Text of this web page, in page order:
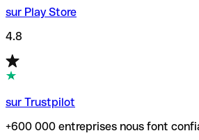
sur Play Store
4.8
sur Trustpilot
+600 000 entreprises nous font